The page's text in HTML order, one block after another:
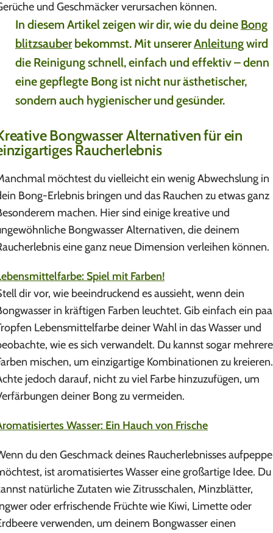
und Geschmäcker verursachen können.
In diesem Artikel zeigen wir dir, wie du deine Bong
blitzsauberbekommst. Mit unsererAnleitungwird
die Reinigung schnell, einfach und effektiv – denn
eine gepflegte Bong ist nicht nur ästhetischer,
sondern auch hygienischer und gesünder.
Bongwasser Alternativen für ein
Raucherlebnis
möchtest du vielleicht ein wenig Abwechslung in
Bong-Erlebnis bringen und das Rauchen zu etwas ganz
machen. Hier sind einige kreative und
Bongwasser Alternativen, die deinem
eine ganz neue Dimension verleihen können.
Spiel mit Farben!
dir vor, wie beeindruckend es aussieht, wenn dein
in kräftigen Farben leuchtet. Gib einfach ein
Lebensmittelfarbe deiner Wahl in das Wasser und
wie es sich verwandelt. Du kannst sogar mehrere
mischen, um einzigartige Kombinationen zu kreieren.
jedoch darauf, nicht zu viel Farbe hinzuzufügen, um
deiner Bong zu vermeiden.
Wasser: Ein Hauch von Frische
du den Geschmack deines Raucherlebnisses
ist aromatisiertes Wasser eine großartige Idee. Du
natürliche Zutaten wie Zitrusschalen, Minzblätter,
oder erfrischende Früchte wie Kiwi, Limette oder
verwenden, um deinem Bongwasser einen